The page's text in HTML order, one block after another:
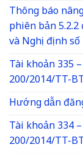
Thông báo
phiên bản
và Nghị định
Tài khoản 335
200/2014/TT-
Hướng dẫn
Tài khoản 334
200/2014/TT-